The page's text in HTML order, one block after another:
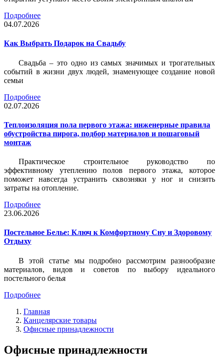
Подробнее
04.07.2026
Как Выбрать Подарок на Свадьбу
Свадьба – это одно из самых значимых и трогательных
событий в жизни двух людей, знаменующее создание новой
семьи
Подробнее
02.07.2026
Теплоизоляция пола первого этажа: инженерные правила
обустройства пирога, подбор материалов и пошаговый
монтаж
Практическое строительное руководство по
эффективному утеплению полов первого этажа, которое
поможет навсегда устранить сквозняки у ног и снизить
затраты на отопление.
Подробнее
23.06.2026
Постельное Белье: Ключ к Комфортному Сну и Здоровому
Отдыху
В этой статье мы подробно рассмотрим разнообразие
материалов, видов и советов по выбору идеального
постельного белья
Подробнее
Главная
Канцелярские товары
Офисные принадлежности
Офисные принадлежности